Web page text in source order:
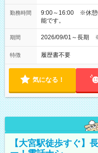
勤務時間
9:00～16:00 ※休憩
能です。
期間 2026/09/01～長期
特徴 履歴書不要
気になる！
【大宮駅徒歩すぐ】